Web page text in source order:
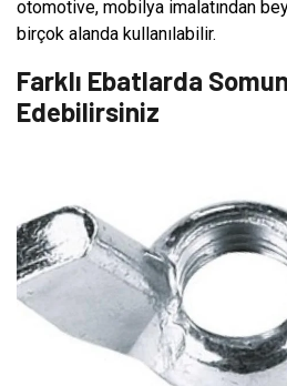
otomotive, mobilya imalatından
birçok alanda kullanılabilir.
Farklı Ebatlarda
Edebilirsiniz